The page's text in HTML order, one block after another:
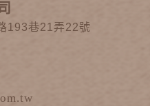
193巷21弄22號